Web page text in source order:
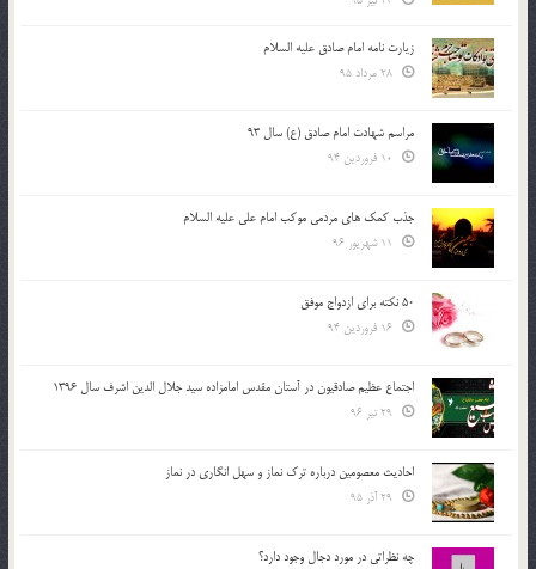
زیارت نامه امام صادق علیه السلام
مراسم شهادت امام صادق (ع) سال 93
جذب کمک های مردمی موکب امام علی علیه السلام
50 نکته برای ازدواج موفق
اجتماع عظیم صادقیون در آستان مقدس امامزاده سید جلال الدین اشرف سال 1396
احادیث معصومین درباره ترک نماز و سهل انگاری در نماز
چه نظراتی در مورد دجال وجود دارد؟